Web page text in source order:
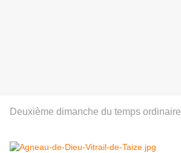
Deuxième dimanche du temps ordinaire